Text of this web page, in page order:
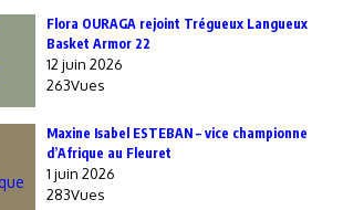
Flora OURAGA rejoint Trégueux Langueux
Basket Armor 22
12 juin 2026
263Vues
Maxine Isabel ESTEBAN – vice championne
d’Afrique au Fleuret
1 juin 2026
283Vues